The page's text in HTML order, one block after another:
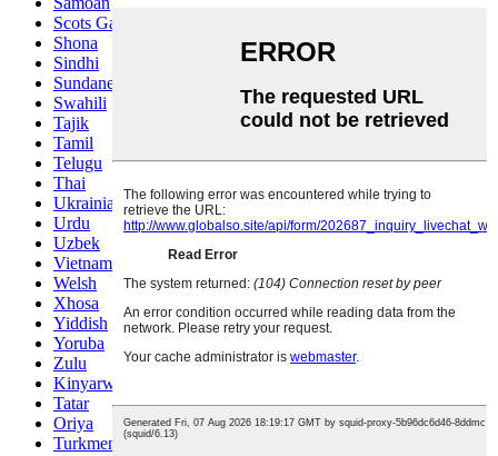
Scots Gaelic
Shona
Sindhi
Sundanese
Swahili
Tajik
Tamil
Telugu
Thai
Ukrainian
Urdu
Uzbek
Vietnamese
Welsh
Xhosa
Yiddish
Yoruba
Zulu
Kinyarwanda
Tatar
Oriya
Turkmen